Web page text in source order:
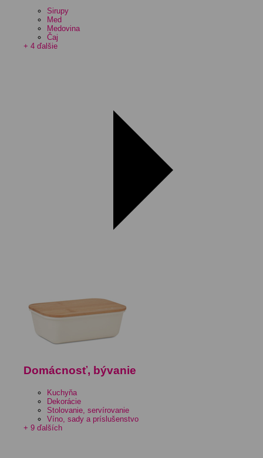
Sirupy
Med
Medovina
Čaj
+ 4 ďalšie
Domácnosť, bývanie
Kuchyňa
Dekorácie
Stolovanie, servírovanie
Víno, sady a príslušenstvo
+ 9 ďalších